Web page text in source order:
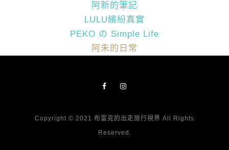
阿新的筆記
LULU繽紛真實
PEKO の Simple Life
阿朱的日常
Copyright © 2021 布雷克的出走旅行視界 All Rights
Reserved.